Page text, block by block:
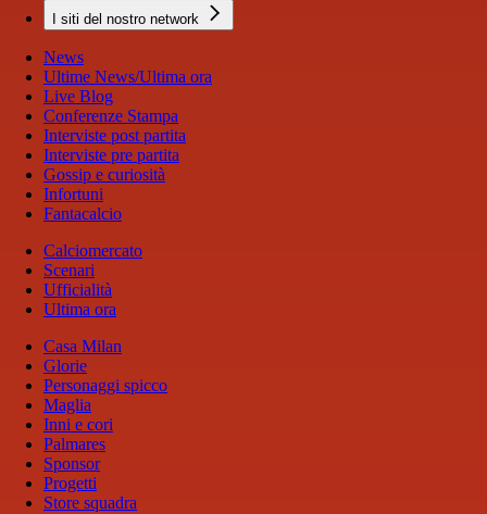
I siti del nostro network
News
Ultime News/Ultima ora
Live Blog
Conferenze Stampa
Interviste post partita
Interviste pre partita
Gossip e curiosità
Infortuni
Fantacalcio
Calciomercato
Scenari
Ufficialità
Ultima ora
Casa Milan
Glorie
Personaggi spicco
Maglia
Inni e cori
Palmares
Sponsor
Progetti
Store squadra